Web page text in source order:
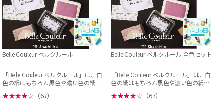
Belle Couleur ベルクルール
「Belle Couleur ベルクルール」は、白
色の紙はもちろん黒色や濃い色の紙に
もキ...
★★★★☆ （67）
Belle Couleur ベルクルール 全色セット
「Belle Couleur ベルクルール」は、白
色の紙はもちろん黒色や濃い色の紙に
もキ...
★★★★☆ （67）